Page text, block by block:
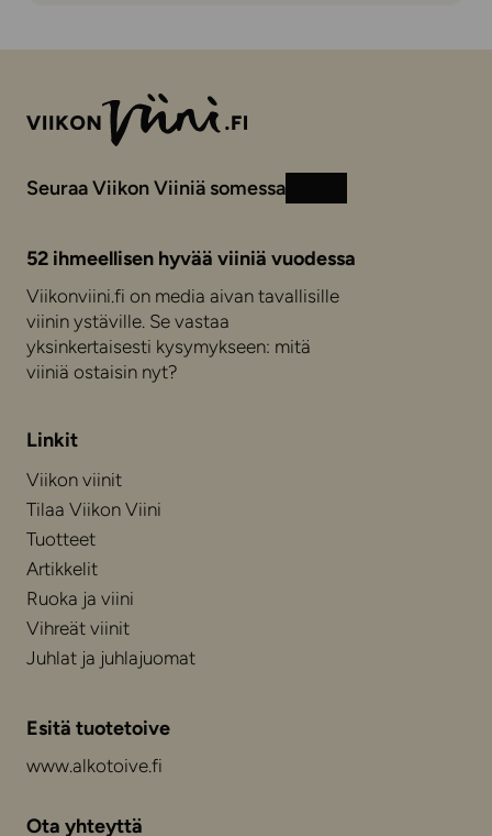
Seuraa Viikon Viiniä somessa Instagram
Facebook
52 ihmeellisen hyvää viiniä vuodessa
Viikonviini.fi on media aivan tavallisille
viinin ystäville. Se vastaa
yksinkertaisesti kysymykseen: mitä
viiniä ostaisin nyt?
Linkit
Viikon viinit
Tilaa Viikon Viini
Tuotteet
Artikkelit
Ruoka ja viini
Vihreät viinit
Juhlat ja juhlajuomat
Esitä tuotetoive
www.alkotoive.fi
Ota yhteyttä